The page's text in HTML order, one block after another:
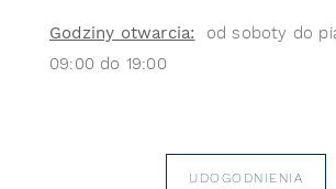
Godziny otwarcia:
od soboty do
09:00 do 19:00
UDOGODNIENIA